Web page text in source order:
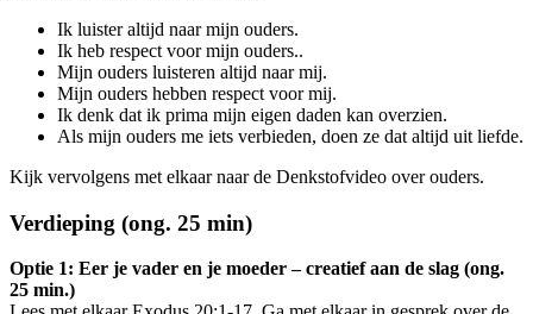
Ik luister altijd naar mijn ouders.
Ik heb respect voor mijn ouders..
Mijn ouders luisteren altijd naar mij.
Mijn ouders hebben respect voor mij.
Ik denk dat ik prima mijn eigen daden kan overzien.
Als mijn ouders me iets verbieden, doen ze dat altijd uit liefde.
Kijk vervolgens met elkaar naar de Denkstofvideo over ouders.
Verdieping (ong. 25 min)
Optie 1: Eer je vader en je moeder – creatief aan de slag (ong.
25 min.)